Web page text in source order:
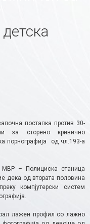
постапка против 30-
за сторено кривично
порнографија од чл.193-а
МВР – Полициска станица
дека од втората половина
компјутерски систем
лажен профил со лажно